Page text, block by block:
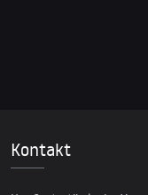
Kontakt